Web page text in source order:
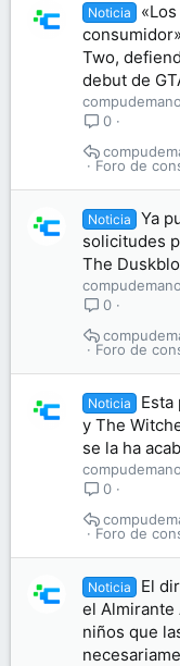
Noticia
Two,
debut de
compudemano
0
Foro de
Noticia
Ya
solicitudes
The
compudemano
0
Foro de
Noticia
Esta
y The
se la ha
compudemano
0
Foro de
Noticia
El
el Almirante
niños que